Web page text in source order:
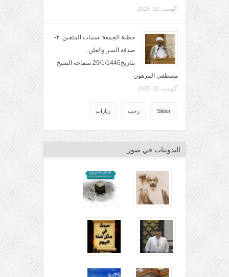
آگوست 02, 2025
خطبة الجمعة: سمات المتقين: ٢-
صدقة السر والعلن..
بتاريخ29/1/1446.سماحة الشيخ
مصطفى المرهون
آگوست 02, 2025
Slider رجب زيارات
التدوينات في صور